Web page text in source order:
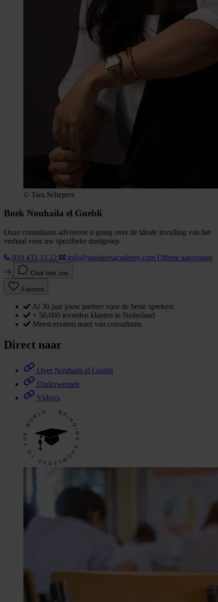
© Tara Schepers
Boek Nouhaila el Guebli
Onze consultants adviseren u graag over de ideale invulling van het
verhaal voor uw specifieke doelgroep.
010 433 33 22
info@speakersacademy.com Offerte aanvragen
Chat met ons
Favoriet
Al 30 jaar jouw partner voor de beste sprekers
+ 50.000 tevreden klanten in Nederland
Meest ervaren team van consultants
Direct naar
Over Nouhaila el Guebli
Onderwerpen
Video's